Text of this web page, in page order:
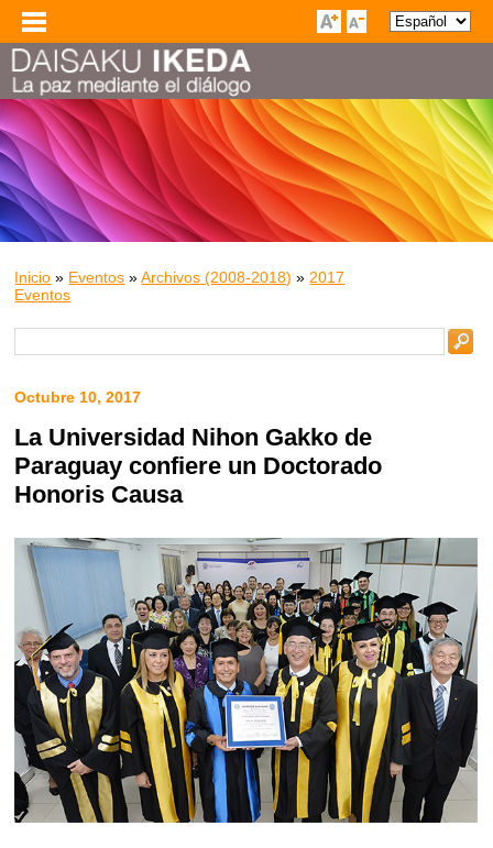
Inicio » Eventos »Archivos (2008-2018) » 2017
Eventos
Octubre 10, 2017
La Universidad Nihon Gakko de
Paraguay confiere un Doctorado
Honoris Causa